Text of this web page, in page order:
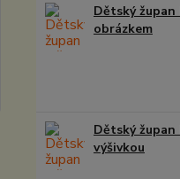
Dětský župan
obrázkem
Dětský
výšivkou